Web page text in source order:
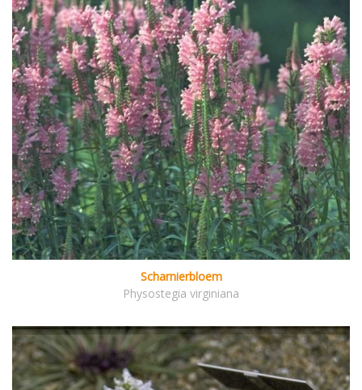
Scharnierbloem
Physostegia virginiana